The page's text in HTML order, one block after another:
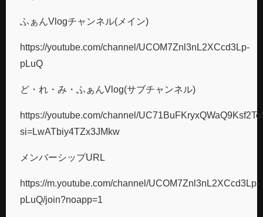
ふぁんVlogチャンネル(メイン)
https://youtube.com/channel/UCOM7Znl3nL2XCcd3Lp-
pLuQ
ど・れ・み・ふぁんVlog(サブチャンネル)
https://youtube.com/channel/
si=LwATbiy4TZx3JMkw
メンバーシップURL
https://m.youtube.com/channel/UCOM7Znl3nL2XCcd3Lp-
pLuQ/join?noapp=1